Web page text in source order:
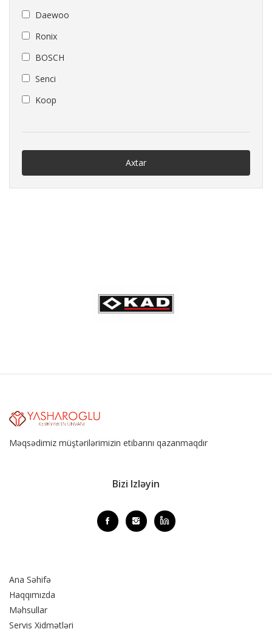
Daewoo
Ronix
BOSCH
Senci
Koop
Axtar
Məqsədimiz müştərilərimizin etibarını qazanmaqdır
Bizi Izləyin
Ana Səhifə
Haqqımızda
Məhsullar
Servis Xidmətləri